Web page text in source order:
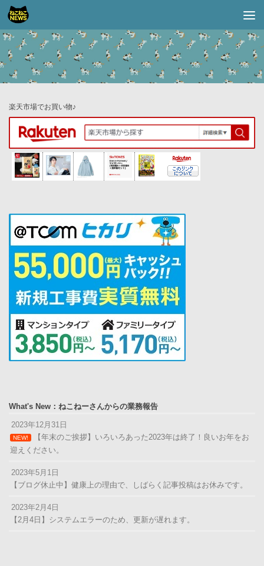
コンテンツへスキップ
楽天市場でお買い物♪
What's New：ねこねーさんからの業務報告
2023年12月31日
NEW!
【年末のご挨拶】いろいろあった2023年は終了！良いお年をお
迎えください。
2023年5月1日
【ブログ休止中】健康上の理由で、しばらく記事投稿はお休みです。
2023年2月4日
【2月4日】システムエラーのため、更新が遅れます。